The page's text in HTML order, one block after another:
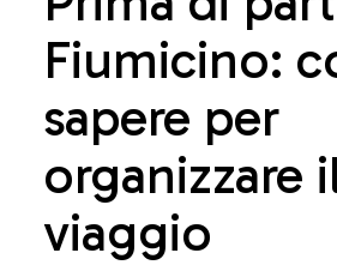
Fiumicino:
sapere per
organizzare
viaggio